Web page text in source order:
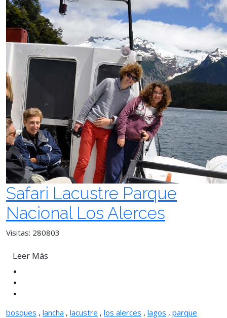
Safari Lacustre Parque
Nacional Los Alerces
Visitas: 280803
Leer Más
bosques , lancha , lacustre , los alerces , lagos , parque